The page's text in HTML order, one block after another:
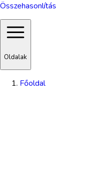
Összehasonlítás
Oldalak
Főoldal